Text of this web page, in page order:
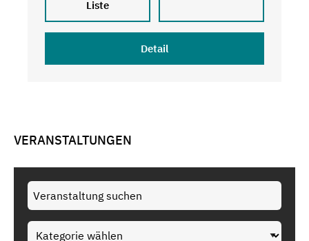
Liste
Detail
VERANSTALTUNGEN